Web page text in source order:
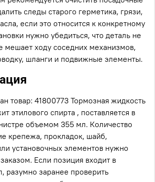
следы старого герметика, грязи,
если это относится к конкретному
нужно убедиться, что деталь не
мешает ходу соседних механизмов,
шланги и подвижные элементы.
товар: 41800773 Тормозная жидкость
этилового спирта , поставляется в
объемом 355 мл. Количество
крепежа, прокладок, шайб,
установочных элементов нужно
Если позиция входит в
разумно заранее проверить